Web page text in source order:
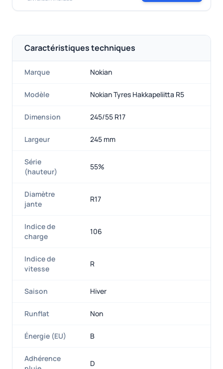
Caractéristiques techniques
Marque Nokian
Modèle Nokian Tyres Hakkapeliitta R5
Dimension 245/55 R17
Largeur 245 mm
Série
(hauteur)
55%
Diamètre
jante
R17
Indice de
charge
106
Indice de
vitesse
R
Saison Hiver
Runflat Non
Énergie (EU) B
Adhérence
D